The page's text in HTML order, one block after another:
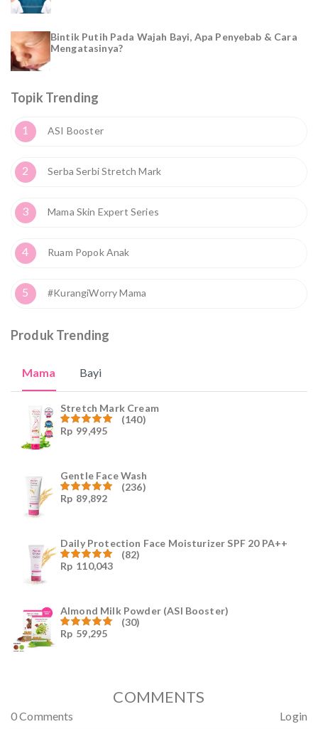
Bintik Putih Pada Wajah Bayi, Apa Penyebab & Cara
Mengatasinya?
Topik Trending
1 ASI Booster
2 Serba Serbi Stretch Mark
3 Mama Skin Expert Series
4 Ruam Popok Anak
5 #KurangiWorry Mama
Produk Trending
Mama Bayi
Stretch Mark Cream
Dinilai
(140)
Rp 99,495
Gentle Face Wash
Dinilai
(236)
Rp 89,892
Daily Protection Face Moisturizer SPF 20 PA++
Dinilai
(82)
Rp 110,043
Almond Milk Powder (ASI Booster)
Dinilai5.00
(30)
Rp 59,295
COMMENTS
0 Comments Login